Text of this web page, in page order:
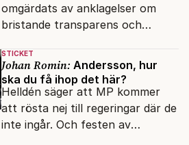
omgärdats av anklagelser om
bristande transparens och
internationella biståndsmedel.
STICKET
Johan Romin: Andersson, hur
ska du få ihop det här?
Helldén säger att MP kommer
att rösta nej till regeringar där de
inte ingår. Och festen av